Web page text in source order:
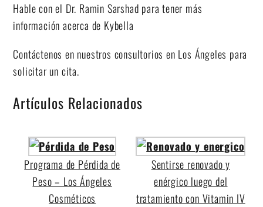
Hable con el Dr. Ramin Sarshad para tener más
información acerca de Kybella
Contáctenos en nuestros consultorios en Los Ángeles para
solicitar un cita.
Artículos Relacionados
Programa de Pérdida de
Peso – Los Ángeles
Cosméticos
Sentirse renovado y
enérgico luego del
tratamiento con Vitamin IV